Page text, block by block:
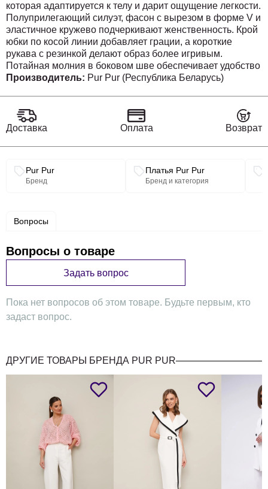
которая адаптируется к телу и дарит ощущение легкости.
Полуприлегающий силуэт, фасон с вырезом в форме V и
эластичное кружево подчеркивают женственность. Крой
юбки по косой линии добавляет грации, а короткие
рукава с резинкой делают образ более игривым.
Потайная молния в боковом шве обеспечивает удобство
носки. Цветочное оформление в бордово-зеленой гамме
Производитель: Pur Pur (Республика Беларусь)
Доставка Оплата Возврат
Связанные разделы каталога
Pur Pur
Бренд
Платья Pur Pur
Бренд и категория
Вопросы
Вопросы о товаре
Задать вопрос
Пока нет вопросов об этом товаре. Будьте первым, кто
задаст вопрос.
ДРУГИЕ ТОВАРЫ БРЕНДА PUR PUR